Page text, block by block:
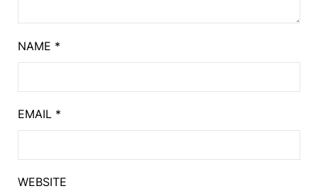
NAME *
EMAIL *
WEBSITE